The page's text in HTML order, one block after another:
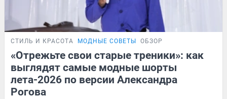
СТИЛЬ И КРАСОТА МОДНЫЕ СОВЕТЫ ОБЗОР
«Отрежьте свои старые треники»: как
выглядят самые модные шорты
лета-2026 по версии Александра
Рогова